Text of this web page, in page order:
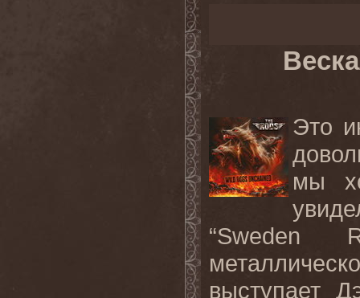
Это
мы
“Sweden
выступает